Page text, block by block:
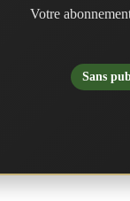
Votre
Sans